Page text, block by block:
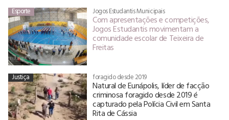
Esporte Jogos Estudantis Municipais
Com apresentações e competições,
Jogos Estudantis movimentam a
comunidade escolar de Teixeira de
Freitas
Justiça foragido desde 2019
Natural de Eunápolis, líder de facção
criminosa foragido desde 2019 é
capturado pela Polícia Civil em Santa
Rita de Cássia